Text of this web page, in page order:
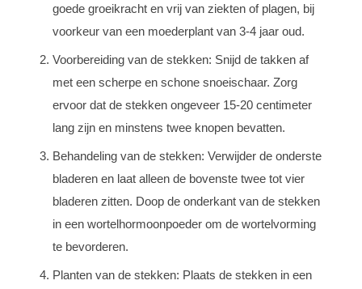
goede groeikracht en vrij van ziekten of plagen, bij
voorkeur van een moederplant van 3-4 jaar oud.
Voorbereiding van de stekken: Snijd de takken af
met een scherpe en schone snoeischaar. Zorg
ervoor dat de stekken ongeveer 15-20 centimeter
lang zijn en minstens twee knopen bevatten.
Behandeling van de stekken: Verwijder de onderste
bladeren en laat alleen de bovenste twee tot vier
bladeren zitten. Doop de onderkant van de stekken
in een wortelhormoonpoeder om de wortelvorming
te bevorderen.
Planten van de stekken: Plaats de stekken in een